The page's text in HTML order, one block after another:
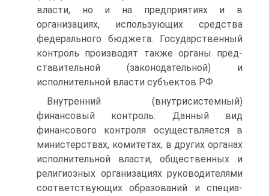
власти, но и на предприятиях и в
организациях, использующих средства
федерального бюджета. Государственный
контроль производят также органы пред­
ставительной (законодательной) и
исполнительной власти субъектов РФ.
Внутренний (внутрисистемный)
финансовый контроль. Данный вид
финансового контроля осуществляется в
министерствах, комитетах, в других органах
исполнительной власти, общественных и
религиозных организациях руководителями
соответствующих образований и специа­